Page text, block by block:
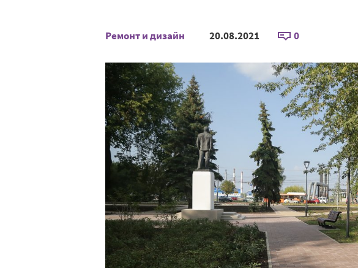
Ремонт и дизайн 20.08.2021 0